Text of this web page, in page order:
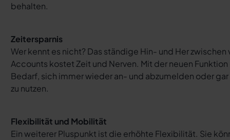
behalten.
Zeitersparnis
Wer kennt es nicht? Das ständige Hin- und Her
Accounts kostet Zeit und Nerven. Mit der neuen
Bedarf, sich immer wieder an- und abzumelden oder
zu nutzen.
Flexibilität und Mobilität
Ein weiterer Pluspunkt ist die erhöhte Flexibilität. Sie